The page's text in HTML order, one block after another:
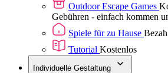
Outdoor Escape Games
Gebühren - einfach kommen
Spiele für zu Hause
Tutorial Kostenlos
Individuelle Gestaltung